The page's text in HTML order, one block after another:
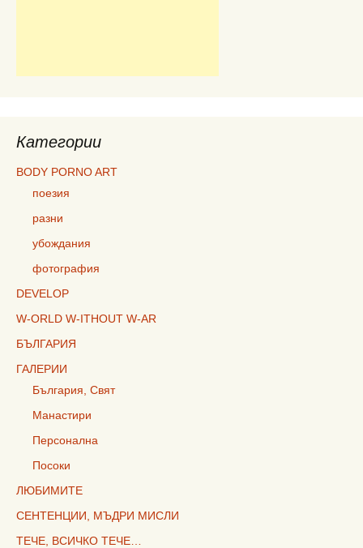
Категории
BODY PORNO ART
поезия
разни
убождания
фотография
DEVELOP
W-ORLD W-ITHOUT W-AR
БЪЛГАРИЯ
ГАЛЕРИИ
България, Свят
Манастири
Персонална
Посоки
ЛЮБИМИТЕ
СЕНТЕНЦИИ, МЪДРИ МИСЛИ
ТЕЧЕ, ВСИЧКО ТЕЧЕ…